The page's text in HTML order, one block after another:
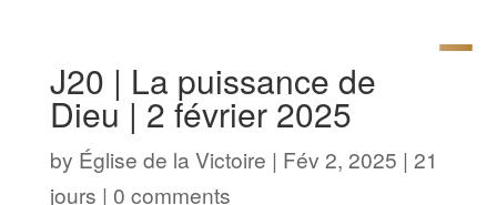
J20 | La puissance de
Dieu | 2 février 2025
by Église de la Victoire | Fév 2, 2025 | 21
jours | 0 comments